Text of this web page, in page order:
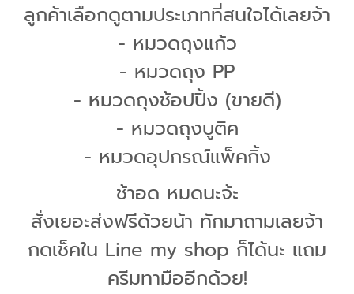
ลูกค้าเลือกดูตามประเภทที่สนใจได้เลยจ้า
- หมวดถุงแก้ว
- หมวดถุง PP
- หมวดถุงช้อปปิ้ง (ขายดี)
- หมวดถุงบูติค
- หมวดอุปกรณ์แพ็คกิ้ง
ช้าอด หมดนะจ้ะ
สั่งเยอะส่งฟรีด้วยน้า ทักมาถามเลยจ้า
กดเช็คใน Line my shop ก็ได้นะ แถม
ครีมทามืออีกด้วย!